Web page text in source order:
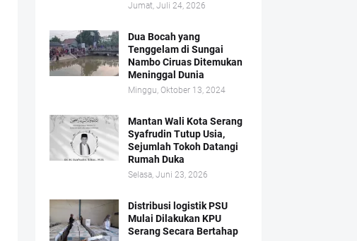
Jumat, Juli 24, 2026
Dua Bocah yang
Tenggelam di Sungai
Nambo Ciruas Ditemukan
Meninggal Dunia
Minggu, Oktober 13, 2024
Mantan Wali Kota Serang
Syafrudin Tutup Usia,
Sejumlah Tokoh Datangi
Rumah Duka
Selasa, Juni 23, 2026
Distribusi logistik PSU
Mulai Dilakukan KPU
Serang Secara Bertahap